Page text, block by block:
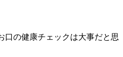
の健康チェックは大事だと思